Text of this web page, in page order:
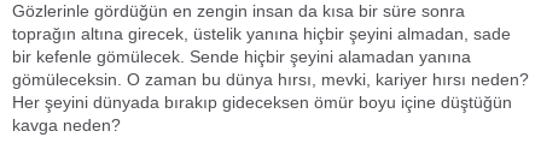
Gözlerinle gördüğün en zengin insan da kısa bir süre sonra
toprağın altına girecek, üstelik yanına hiçbir şeyini almadan, sade
bir kefenle gömülecek. Sende hiçbir şeyini alamadan yanına
gömüleceksin. O zaman bu dünya hırsı, mevki, kariyer hırsı neden?
Her şeyini dünyada bırakıp gideceksen ömür boyu içine düştüğün
kavga neden?